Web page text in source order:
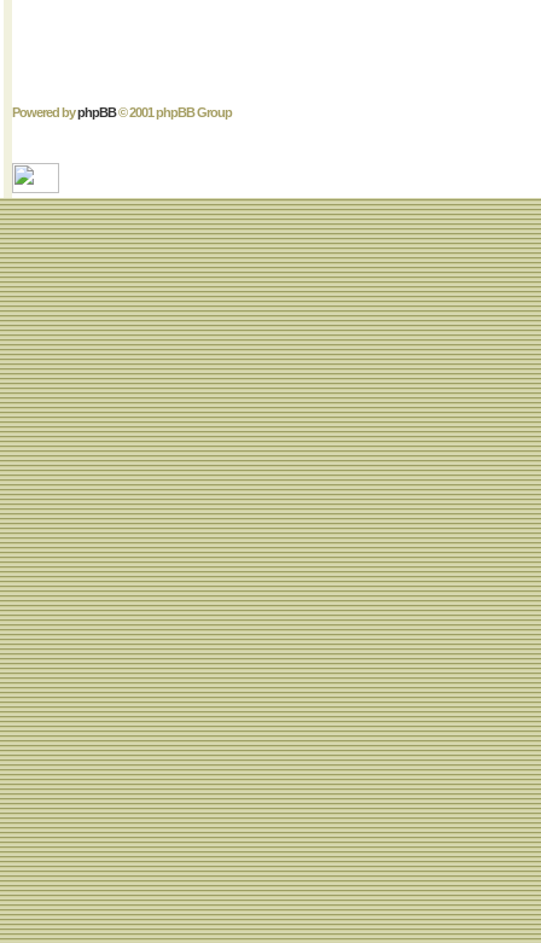
Powered byphpBB© 2001 phpBB Group